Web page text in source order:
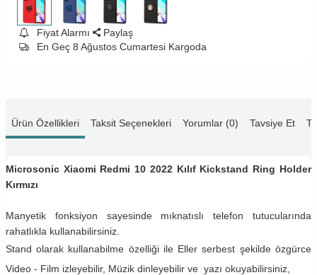
Fiyat Alarmı
Paylaş
En Geç 8 Ağustos Cumartesi Kargoda
Ürün Özellikleri Taksit Seçenekleri Yorumlar (0) Tavsiye Et
Microsonic Xiaomi Redmi 10 2022 Kılıf Kickstand Ring Holder
Kırmızı
Manyetik fonksiyon sayesinde mıknatıslı telefon tutucularında
rahatlıkla kullanabilirsiniz.
Stand olarak kullanabilme özelliği ile Eller serbest şekilde özgürce
Video - Film izleyebilir, Müzik dinleyebilir ve yazı okuyabilirsiniz,